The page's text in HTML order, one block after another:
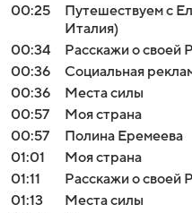
00:25
Путешествуем с
Италия)
00:34
Расскажи о своей
00:36
Социальная
00:36
Места силы
00:57
Моя страна
00:57
Полина Еремеева
01:01
Моя страна
01:11
Расскажи о своей
01:13
Места силы